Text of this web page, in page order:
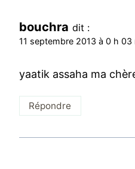
bouchra dit :
11 septembre 2013 à 0 h 03
yaatik assaha ma
Répondre